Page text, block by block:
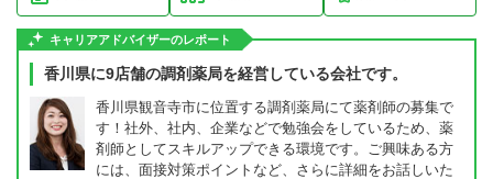
キャリアアドバイザーのレポート
香川県に9店舗の調剤薬局を経営している会社です。
香川県観音寺市に位置する調剤薬局にて薬剤師の募集で
す！社外、社内、企業などで勉強会をしているため、薬
剤師としてスキルアップできる環境です。ご興味ある方
には、面接対策ポイントなど、さらに詳細をお話しいた